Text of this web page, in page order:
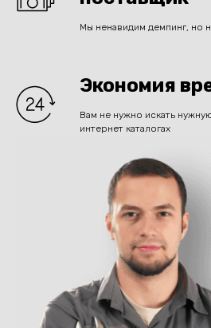
Мы ненавидим демпинг, но
Экономия
Вам не нужно искать
интернет каталогах